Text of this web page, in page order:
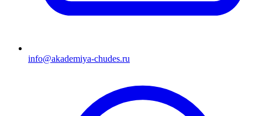
info@akademiya-chudes.ru